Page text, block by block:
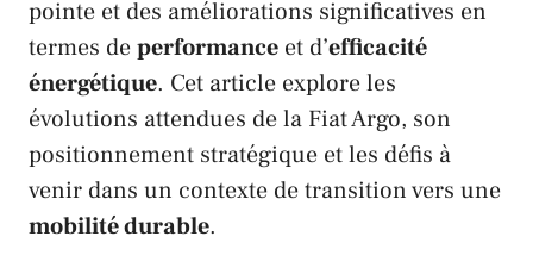
pointe et des améliorations significatives en
termes deperformance et d’efficacité
énergétique. Cet article explore les
évolutions attendues de la Fiat Argo, son
positionnement stratégique et les défis à
venir dans un contexte de transition vers une
mobilité durable.